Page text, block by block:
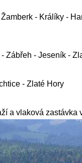
- Králíky -
Zábřeh - Jeseník -
- Zlaté Hory
a vlaková zastávka